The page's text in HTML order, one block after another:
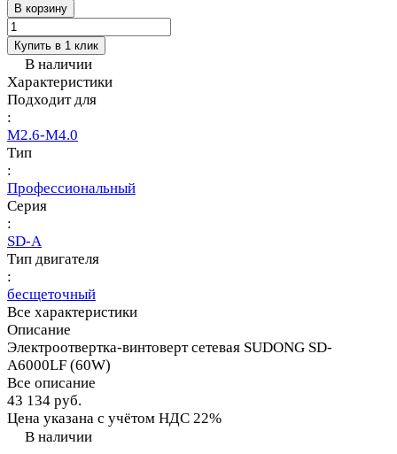
В корзину
Купить в 1 клик
В наличии
Характеристики
Подходит для
:
M2.6-M4.0
Тип
:
Профессиональный
Серия
:
SD-A
Тип двигателя
:
бесщеточный
Все характеристики
Описание
Электроотвертка-винтоверт сетевая SUDONG SD-
A6000LF (60W)
Все описание
43 134 руб.
Цена указана с учётом НДС 22%
В наличии